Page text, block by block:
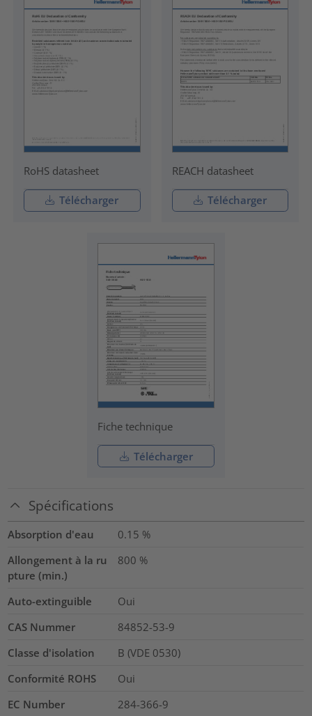
RoHS datasheet
Télécharger
REACH datasheet
Télécharger
Fiche technique
Télécharger
Spécifications
Absorption d'eau 0.15 %
Allongement à la ru
pture (min.)
800 %
Auto-extinguible
Oui
CAS Nummer
84852-53-9
Classe d'isolation
B (VDE 0530)
Conformité ROHS
Oui
EC Number
284-366-9